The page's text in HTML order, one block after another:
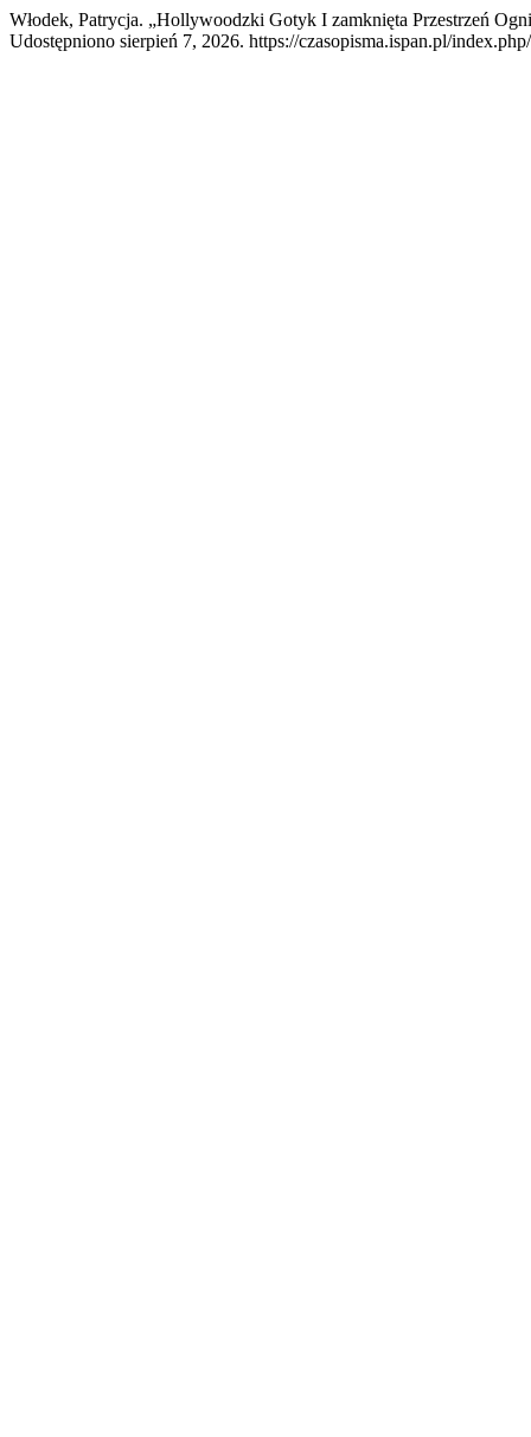
Włodek, Patrycja. „Hollywoodzki Gotyk I zamknięta Przestrzeń
Udostępniono sierpień 7, 2026. https://czasopisma.ispan.pl/